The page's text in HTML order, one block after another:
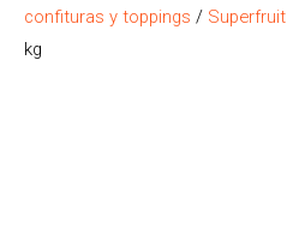
confituras y toppings / Superfruit
kg